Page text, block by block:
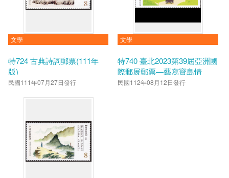
文學
特724 古典詩詞郵票(111年
版)
民國111年07月27日發行
文學
特740 臺北2023第39屆亞洲國
際郵展郵票—藝寫寶島情
民國112年08月12日發行